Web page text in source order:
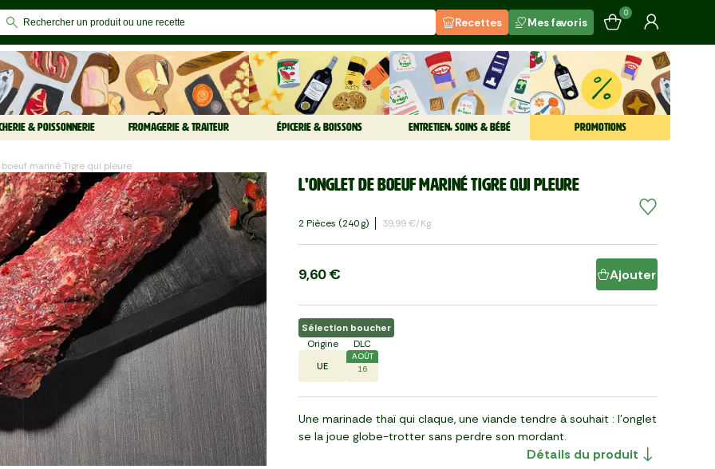
Recettes Mes favoris
0
& POISSONNERIE FROMAGERIE & TRAITEUR ÉPICERIE & BOISSONS ENTRETIEN, SOINS & BÉBÉ PROMOTIONS
boeuf mariné Tigre qui pleure
L'Onglet de boeuf mariné Tigre qui pleure
2 Pièces (240 G) 39,99 €/kg
9,60 € Ajouter
Sélection boucher
Origine
UE
DLC
AOÛT
16
Une marinade thaï qui claque, une viande tendre à souhait : l’onglet
se la joue globe-trotter sans perdre son mordant.
Détails du produit